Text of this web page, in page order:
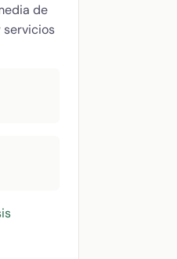
de
servicios